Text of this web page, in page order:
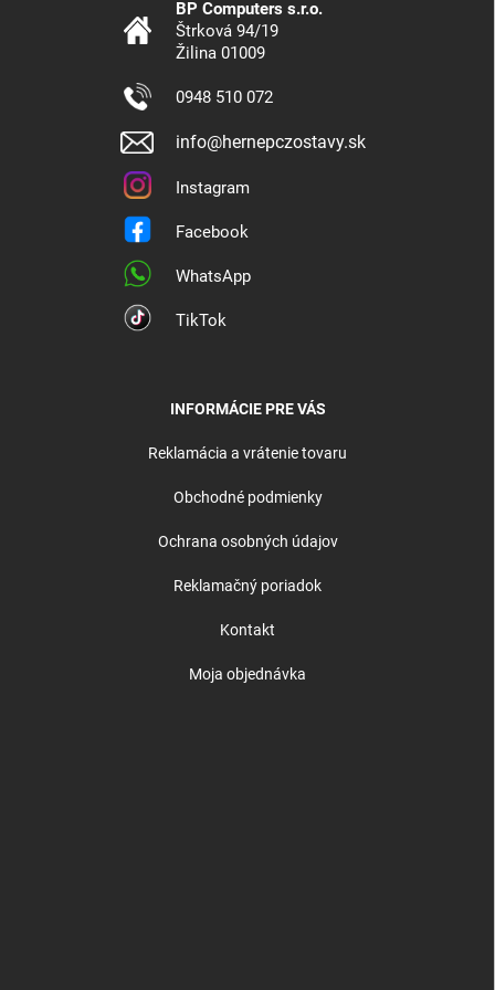
BP Computers s.r.o.
Štrková 94/19
Žilina 01009
0948 510 072
info@hernepczostavy.sk
Instagram
Facebook
WhatsApp
TikTok
INFORMÁCIE PRE VÁS
Reklamácia a vrátenie tovaru
Obchodné podmienky
Ochrana osobných údajov
Reklamačný poriadok
Kontakt
Moja objednávka